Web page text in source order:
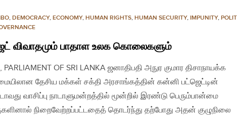
, DEMOCRACY, ECONOMY, HUMAN RIGHTS, HUMAN SECURITY, IMPUNITY,
விவாதமும் பாதாள உலக கொலைகளும்
PARLIAMENT OF SRI LANKA ஜனாதிபதி அநுர குமார திசாநாயக்க
தேசிய மக்கள் சக்தி அரசாங்கத்தின் கன்னி பட்ஜெட்டின்
வாசிப்பு நாடாளுமன்றத்தில் மூன்றில் இரண்டு பெரும்பான்மை
நிறைவேற்றப்பட்டதைத் தொடர்ந்து தற்போது அதன் குழுநிலை